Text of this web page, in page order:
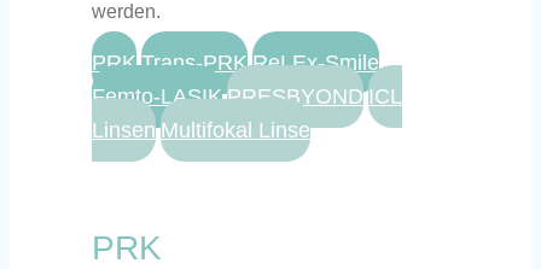
werden.
PRK Trans-PRK ReLEx-Smile
Femto-LASIK PRESBYOND ICL
Linsen Multifokal Linse
PRK